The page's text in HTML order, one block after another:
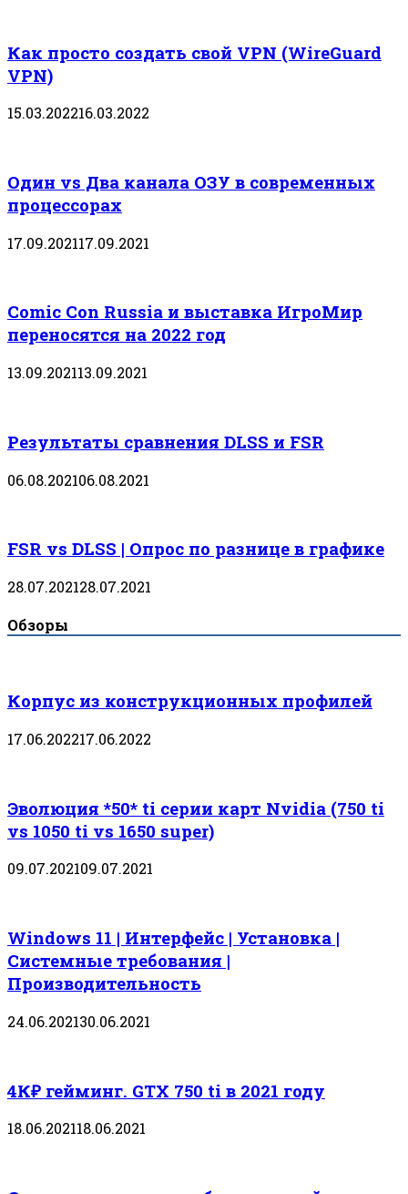
Как просто создать свой VPN (WireGuard
VPN)
15.03.202216.03.2022
Один vs Два канала ОЗУ в современных
процессорах
17.09.202117.09.2021
Comic Con Russia и выставка ИгроМир
переносятся на 2022 год
13.09.202113.09.2021
Результаты сравнения DLSS и FSR
06.08.202106.08.2021
FSR vs DLSS | Опрос по разнице в графике
28.07.202128.07.2021
Обзоры
Корпус из конструкционных профилей
17.06.202217.06.2022
Эволюция *50* ti серии карт Nvidia (750 ti
vs 1050 ti vs 1650 super)
09.07.202109.07.2021
Windows 11 | Интерфейс | Установка |
Системные требования |
Производительность
24.06.202130.06.2021
4К₽ гейминг. GTX 750 ti в 2021 году
18.06.202118.06.2021